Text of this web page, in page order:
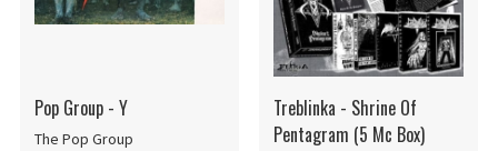
Pop Group - Y
The Pop Group
Treblinka - Shrine Of
Pentagram (5 Mc Box)